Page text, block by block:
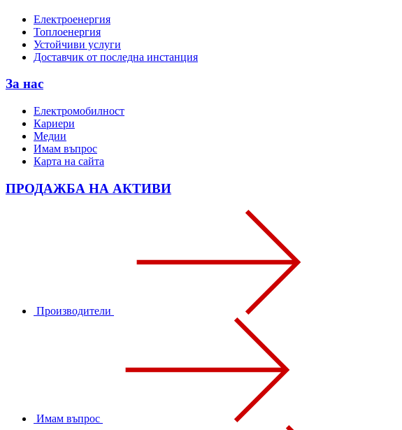
Електроенергия
Топлоенергия
Устойчиви услуги
Доставчик от последна инстанция
За нас
Електромобилност
Кариери
Медии
Имам въпрос
Карта на сайта
ПРОДАЖБА НА АКТИВИ
Производители
Имам въпрос